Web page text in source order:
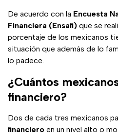
De acuerdo con la Encuesta
Financiera (Ensafi) que se
porcentaje de los mexicanos
situación que además de lo
lo padece.
¿Cuántos
financiero?
Dos de cada tres mexicanos
financiero en un nivel alto o